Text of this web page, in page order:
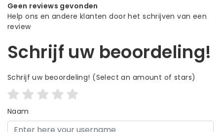
Geen reviews gevonden
Help ons en andere klanten door het schrijven van een
review
Schrijf uw beoordeling!
Schrijf uw beoordeling! (Select an amount of stars)
Naam